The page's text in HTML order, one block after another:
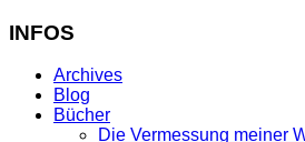
INFOS
Archives
Blog
Bücher
Die Vermessung meiner